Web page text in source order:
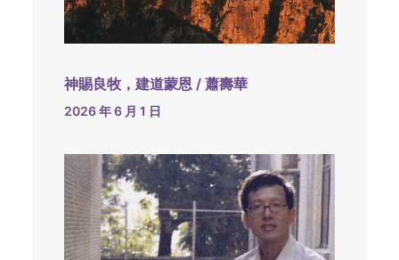
神賜良牧，建道蒙恩 / 蕭壽華
2026 年 6 月 1 日